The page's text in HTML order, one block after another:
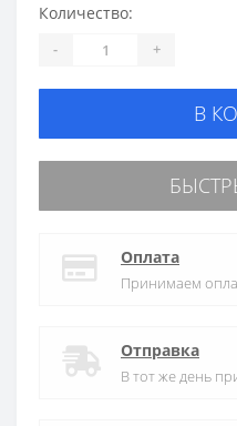
Количество:
- +
В
Оплата
Принимаем
Отправка
В тот же день